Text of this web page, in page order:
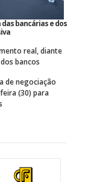
bancárias e dos
real, diante
bancos
de negociação
(30) para